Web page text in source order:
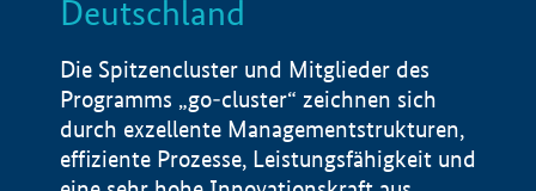
Deutschland
Die Spitzencluster und Mitglieder des
Programms „go-cluster“ zeichnen sich
durch exzellente Managementstrukturen,
effiziente Prozesse, Leistungsfähigkeit und